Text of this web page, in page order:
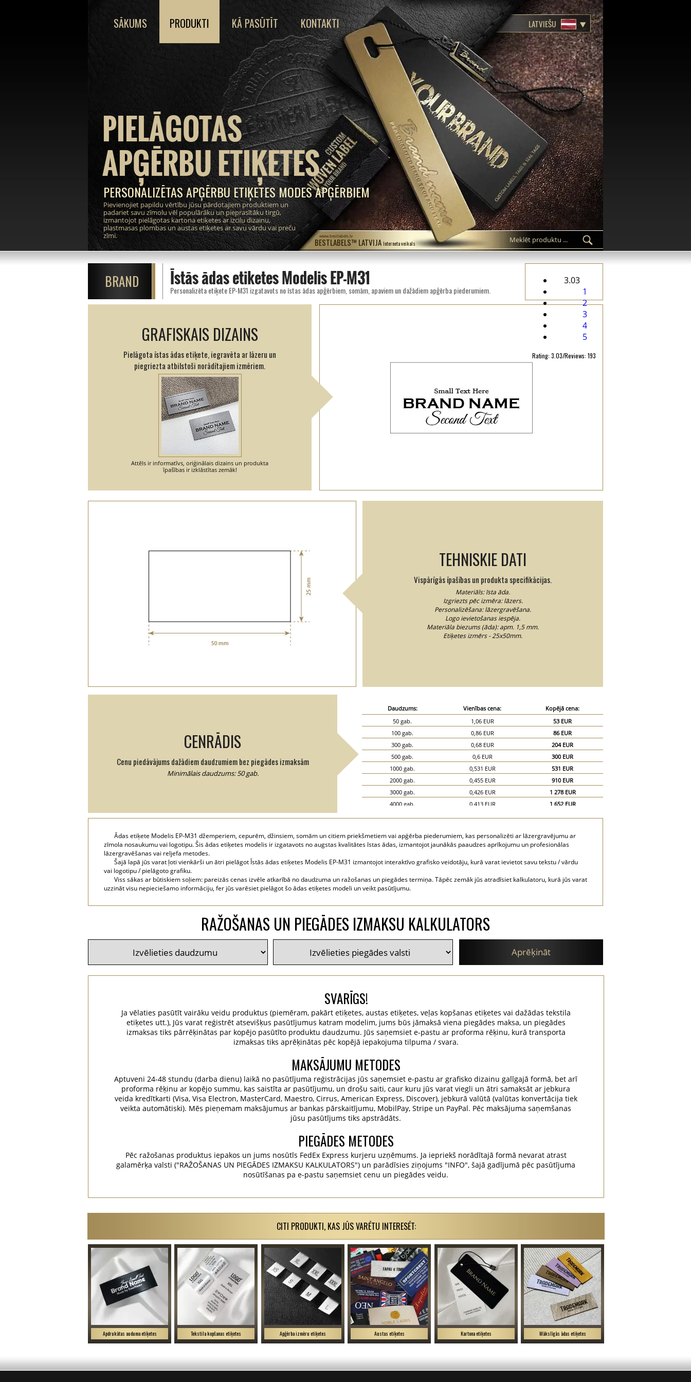
BESTLABELS™ LATVIJA Interneta veikals
www.bestlabels.lv
PIELĀGOTAS
APĢĒRBU ETIĶETES
PERSONALIZĒTAS APĢĒRBU ETIĶETES MODES APĢĒRBIEM
Pievienojiet papildu vērtību jūsu pārdotajiem produktiem un
padariet savu zīmolu vēl populārāku un pieprasītāku tirgū,
izmantojot pielāgotas kartona etiķetes ar izcilu dizainu,
plastmasas plombas un austas etiķetes ar savu vārdu vai preču
zīmi.
SĀKUMS PRODUKTI KĀ PASŪTĪT KONTAKTI LATVIEŠU
BRAND Īstās ādas etiķetes Modelis EP-M31
Personalizēta etiķete EP-M31 izgatavots no īstas ādas apģērbiem, somām, apaviem un dažādiem apģērba piederumiem.
3.03
1
2
3
4
5
Rating: 3.03/Reviews: 193
GRAFISKAIS DIZAINS
Pielāgota īstas ādas etiķete, iegravēta ar lāzeru un
piegriezta atbilstoši norādītajiem izmēriem.
Attēls ir informatīvs, oriģinālais dizains un produkta
īpašības ir izklāstītas zemāk!
TEHNISKIE DATI
Vispārīgās īpašības un produkta specifikācijas.
Materiāls: īsta āda.
Izgriezts pēc izmēra: lāzers.
Personalizēšana: lāzergravēšana.
Logo ievietošanas iespēja.
Materiāla biezums (āda): apm. 1,5 mm.
Etiķetes izmērs - 25x50mm.
CENRĀDIS
Cenu piedāvājums dažādiem daudzumiem bez piegādes izmaksām
Minimālais daudzums: 50 gab.
Daudzums: Vienības cena:
Kopējā cena:
50 gab.
1,06 EUR
53 EUR
100 gab.
0,86 EUR
86 EUR
300 gab.
0,68 EUR
204 EUR
500 gab.
0,6 EUR
300 EUR
1000 gab.
0,531 EUR
531 EUR
2000 gab.
0,455 EUR
910 EUR
3000 gab.
0,426 EUR
1 278 EUR
4000 gab.
0,413 EUR
1 652 EUR
Ādas etiķete Modelis EP-M31 džemperiem, cepurēm, džinsiem, somām un citiem priekšmetiem vai apģērba piederumiem, kas personalizēti ar lāzergravējumu ar
zīmola nosaukumu vai logotipu. Šis ādas etiķetes modelis ir izgatavots no augstas kvalitātes īstas ādas, izmantojot jaunākās paaudzes aprīkojumu un profesionālas
lāzergravēšanas vai reljefa metodes.
Šajā lapā jūs varat ļoti vienkārši un ātri pielāgot Īstās ādas etiķetes Modelis EP-M31 izmantojot interaktīvo grafisko veidotāju, kurā varat ievietot savu tekstu / vārdu
vai logotipu / pielāgoto grafiku.
Viss sākas ar būtiskiem soļiem: pareizās cenas izvēle atkarībā no daudzuma un ražošanas un piegādes termiņa. Tāpēc zemāk jūs atradīsiet kalkulatoru, kurā jūs varat
uzzināt visu nepieciešamo informāciju, fer jūs varēsiet pielāgot šo ādas etiķetes modeli un veikt pasūtījumu.
RAŽOŠANAS UN PIEGĀDES IZMAKSU KALKULATORS
Aprēķināt
SVARĪGS!
Ja vēlaties pasūtīt vairāku veidu produktus (piemēram, pakārt etiķetes, austas etiķetes, veļas kopšanas etiķetes vai dažādas tekstila
etiķetes utt.), Jūs varat reģistrēt atsevišķus pasūtījumus katram modelim, jums būs jāmaksā viena piegādes maksa, un piegādes
izmaksas tiks pārrēķinātas par kopējo pasūtīto produktu daudzumu. Jūs saņemsiet e-pastu ar proforma rēķinu, kurā transporta
izmaksas tiks aprēķinātas pēc kopējā iepakojuma tilpuma / svara.
MAKSĀJUMU METODES
Aptuveni 24-48 stundu (darba dienu) laikā no pasūtījuma reģistrācijas jūs saņemsiet e-pastu ar grafisko dizainu galīgajā formā, bet arī
proforma rēķinu ar kopējo summu, kas saistīta ar pasūtījumu, un drošu saiti, caur kuru jūs varat viegli un ātri samaksāt ar jebkura
veida kredītkarti (Visa, Visa Electron, MasterCard, Maestro, Cirrus, American Express, Discover), jebkurā valūtā (valūtas konvertācija tiek
veikta automātiski). Mēs pieņemam maksājumus ar bankas pārskaitījumu, MobilPay, Stripe un PayPal. Pēc maksājuma saņemšanas
jūsu pasūtījums tiks apstrādāts.
PIEGĀDES METODES
Pēc ražošanas produktus iepakos un jums nosūtīs FedEx Express kurjeru uzņēmums. Ja iepriekš norādītajā formā nevarat atrast
galamērķa valsti ("RAŽOŠANAS UN PIEGĀDES IZMAKSU KALKULATORS") un parādīsies ziņojums "INFO", šajā gadījumā pēc pasūtījuma
nosūtīšanas pa e-pastu saņemsiet cenu un piegādes veidu.
CITI PRODUKTI, KAS JŪS VARĒTU INTERESĒT:
Apdrukātas auduma etiķetes Tekstila kopšanas etiķetes Apģērba izmēru etiķetes Austas etiķetes Kartona etiķetes Mākslīgās ādas etiķetes